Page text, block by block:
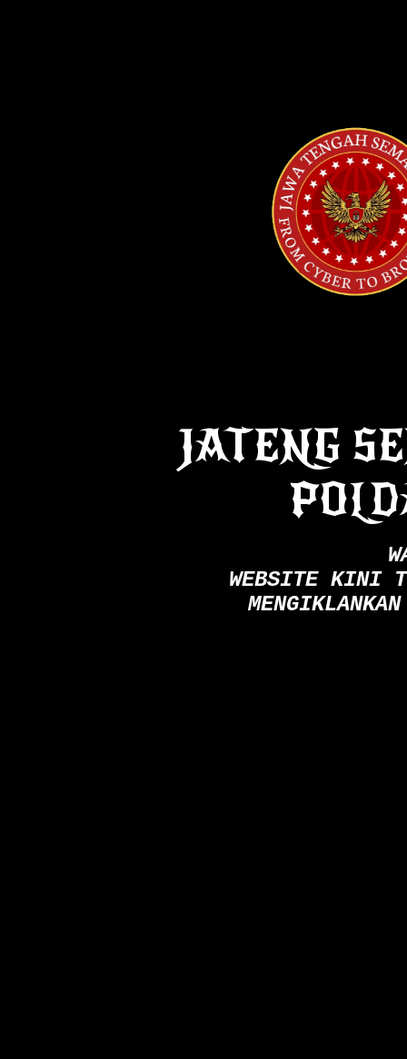
JATENG
WEBSITE KINI